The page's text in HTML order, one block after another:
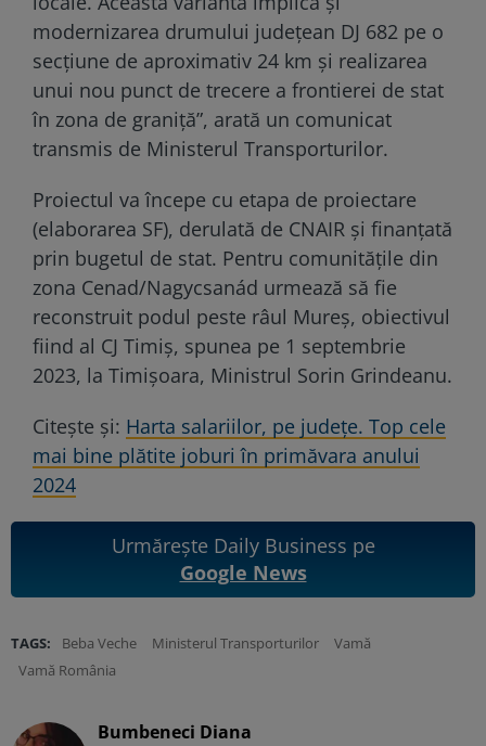
modernizarea drumului județean DJ 682 pe o
secțiune de aproximativ 24 km și realizarea
unui nou punct de trecere a frontierei de stat
în zona de graniță”, arată un comunicat
transmis de Ministerul Transporturilor.
Proiectul va începe cu etapa de proiectare
(elaborarea SF), derulată de CNAIR și finanțată
prin bugetul de stat. Pentru comunitățile din
zona Cenad/Nagycsanád urmează să fie
reconstruit podul peste râul Mureș, obiectivul
fiind al CJ Timiș, spunea pe 1 septembrie
2023, la Timișoara, Ministrul Sorin Grindeanu.
Citește și: Harta salariilor, pe județe. Top cele
mai bine plătite joburi în primăvara anului
2024
Urmărește Daily Business pe
Google News
TAGS: Beba Veche Ministerul Transporturilor
Vamă
Vamă România
Bumbeneci Diana